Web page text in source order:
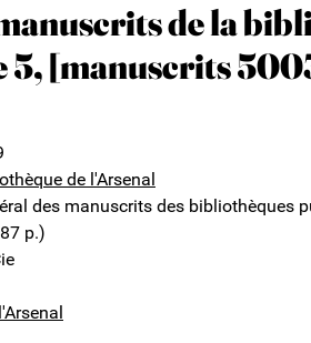
de la
5, [manuscrits
de l'Arsenal
des manuscrits des bibliothèques
p.)